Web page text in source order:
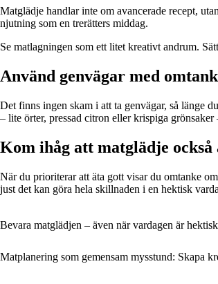
Matglädje handlar inte om avancerade recept,
njutning som en trerätters middag.
Se matlagningen som ett litet kreativt andrum.
Använd genvägar med
Det finns ingen skam i att ta genvägar, så länge
– lite örter, pressad citron eller krispiga grönsaker
Kom ihåg att matglädje också
När du prioriterar att äta gott visar du omtanke
just det kan göra hela skillnaden i en hektisk
Bevara matglädjen – även när vardagen är hektisk
Matplanering som gemensam mysstund: Skapa